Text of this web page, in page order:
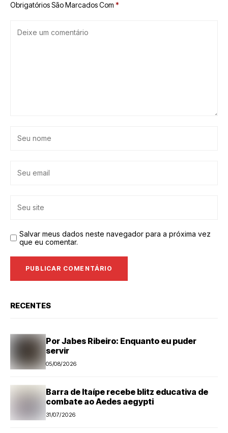
Obrigatórios São Marcados Com *
Salvar meus dados neste navegador para a próxima vez
que eu comentar.
RECENTES
Por Jabes Ribeiro: Enquanto eu puder
servir
05/08/2026
Barra de Itaípe recebe blitz educativa de
combate ao Aedes aegypti
31/07/2026